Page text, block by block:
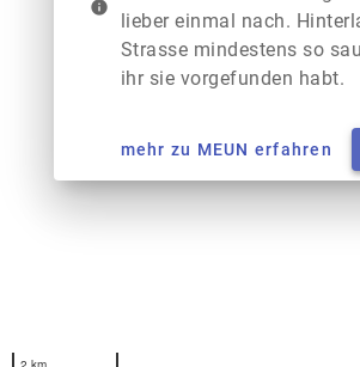
info
lieber einmal nach.
Strasse mindestens so
ihr sie vorgefunden habt.
mehr zu MEUN erfahren